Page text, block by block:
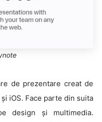
de prezentare creat de
iOS. Face parte din suita
design și multimedia.